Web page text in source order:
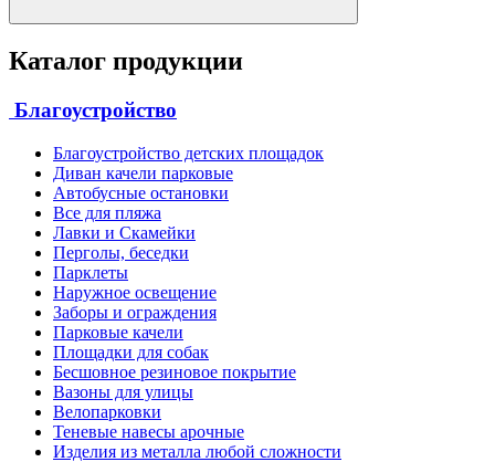
Каталог продукции
Благоустройство
Благоустройство детских площадок
Диван качели парковые
Автобусные остановки
Все для пляжа
Лавки и Скамейки
Перголы, беседки
Парклеты
Наружное освещение
Заборы и ограждения
Парковые качели
Площадки для собак
Бесшовное резиновое покрытие
Вазоны для улицы
Велопарковки
Теневые навесы арочные
Изделия из металла любой сложности